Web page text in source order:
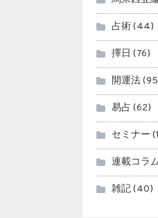
占術(44)
擇日 (76)
開運法
易占 (62)
セミナー
連載コラ
雑記(40)